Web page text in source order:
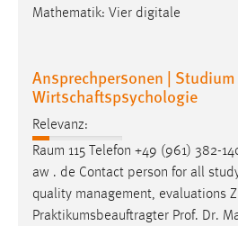
Mathematik: Vier digitale
Ansprechpersonen | Studium
Wirtschaftspsychologie
Relevanz:
Raum 115 Telefon +49 (961) 382-
aw . de Contact person for all
quality management, evaluations
Praktikumsbeauftragter Prof. Dr.